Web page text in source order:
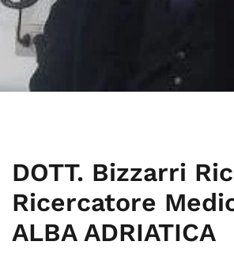
DOTT. Bizzarri
Ricercatore
ALBA ADRIATICA